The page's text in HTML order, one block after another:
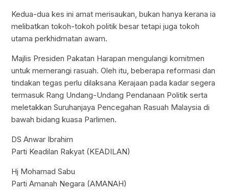
Kedua-dua kes ini amat merisaukan, bukan hanya kerana ia
melibatkan tokoh-tokoh politik besar tetapi juga tokoh
utama perkhidmatan awam.
Majlis Presiden Pakatan Harapan mengulangi komitmen
untuk memerangi rasuah. Oleh itu, beberapa reformasi dan
tindakan tegas perlu dilaksana Kerajaan pada kadar segera
termasuk Rang Undang-Undang Pendanaan Politik serta
meletakkan Suruhanjaya Pencegahan Rasuah Malaysia di
bawah bidang kuasa Parlimen.
DS Anwar Ibrahim
Parti Keadilan Rakyat (KEADILAN)
Hj Mohamad Sabu
Parti Amanah Negara (AMANAH)